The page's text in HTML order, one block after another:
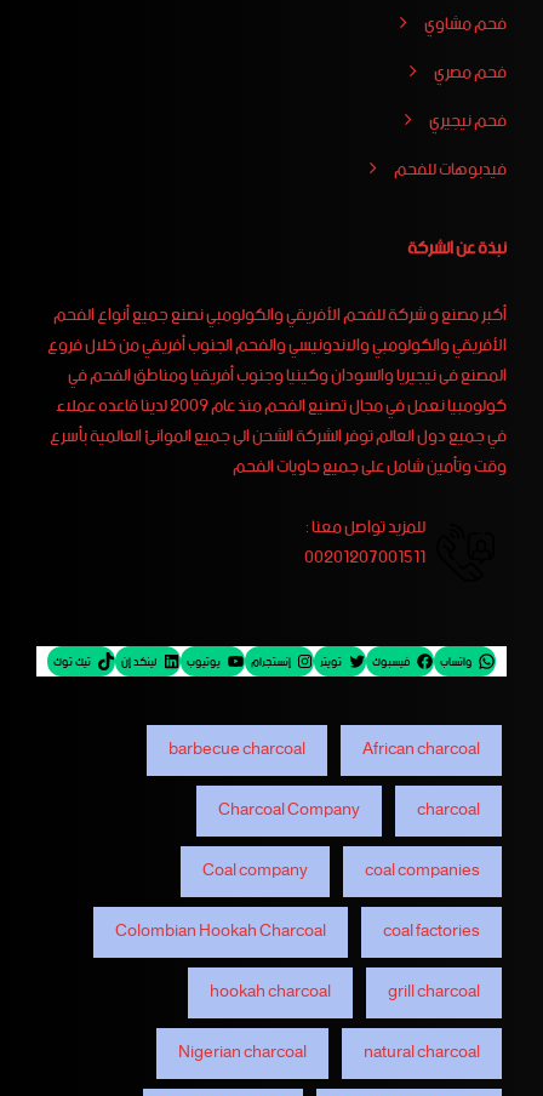
فحم مشاوي
فحم مصري
فحم نيجيري
فيدبوهات للفحم
نبذة عن الشركة
أكبر مصنع و شركة للفحم الأفريقي والكولومبي نصنع جميع أنواع الفحم
الأفريقي والكولومبي والاندونيسي والفحم الجنوب أفريقي من خلال فروع
المصنع فى نيجيريا والسودان وكينيا وجنوب أفريقيا ومناطق الفحم في
كولومبيا نعمل في مجال تصنيع الفحم منذ عام 2009 لدينا قاعده عملاء
في جميع دول العالم توفر الشركة الشحن الى جميع الموانئ العالمية بأسرع
وقت وتأمين شامل على جميع حاويات الفحم
للمزيد تواصل معنا :
00201207001511
واتساب فيسبوك تويتر إنستجرام يوتيوب لينكد إن تيك توك
African charcoal
barbecue charcoal
charcoal
Charcoal Company
coal companies
Coal company
coal factories
Colombian Hookah Charcoal
grill charcoal
hookah charcoal
natural charcoal
Nigerian charcoal